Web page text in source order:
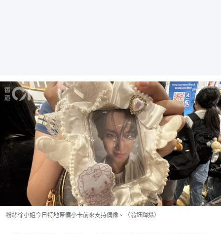
粉絲徐小姐今日特地帶備小卡前來支持偶像。（翁鈺輝攝）